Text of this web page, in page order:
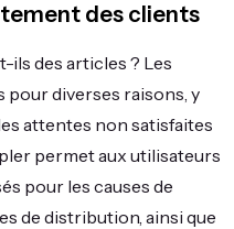
des clients
des articles ? Les
diverses raisons, y
attentes non satisfaites
permet aux utilisateurs
pour les causes de
de distribution, ainsi que